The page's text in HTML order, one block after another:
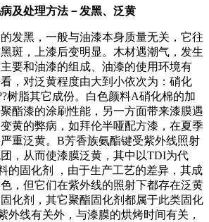
及处理方法－发黑、泛黄
发黑，一般与油漆本身质量无关，它往
斑，上漆后变明显。木材遇潮气，发生
要和油漆的组成、油漆的使用环境有
，对泛黄程度由大到小依次为：硝化
树脂其它成份。白色颜料A硝化棉的加
酯漆的涂刷性能，另一方面带来漆膜遇
黄的弊病，如拜伦半哑配方漆，在夏季
重泛黄。B芳香族氨酯键受紫外线照射
，从而使漆膜泛黄，其中以TDI为代
的固化剂 ，由于生产工艺的差异，其成
，但它们在紫外线的照射下都存在泛黄
化剂，其它聚酯固化剂都属于此类固化
外线有关外，与漆膜的烘烤时间有关，